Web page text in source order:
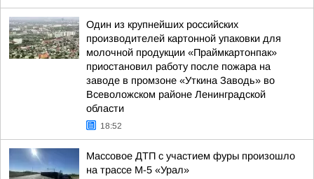
Один из крупнейших российских
производителей картонной упаковки для
молочной продукции «Праймкартонпак»
приостановил работу после пожара на
заводе в промзоне «Уткина Заводь» во
Всеволожском районе Ленинградской
области
18:52
Массовое ДТП с участием фуры произошло
на трассе М-5 «Урал»